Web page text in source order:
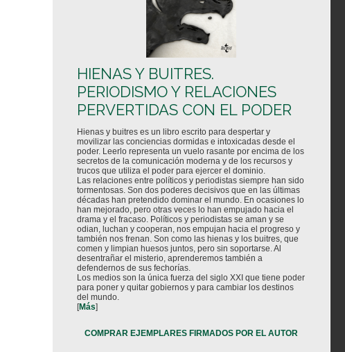
HIENAS Y BUITRES.
PERIODISMO Y RELACIONES
PERVERTIDAS CON EL PODER
Hienas y buitres es un libro escrito para despertar y
movilizar las conciencias dormidas e intoxicadas desde el
poder. Leerlo representa un vuelo rasante por encima de los
secretos de la comunicación moderna y de los recursos y
trucos que utiliza el poder para ejercer el dominio.
Las relaciones entre políticos y periodistas siempre han sido
tormentosas. Son dos poderes decisivos que en las últimas
décadas han pretendido dominar el mundo. En ocasiones lo
han mejorado, pero otras veces lo han empujado hacia el
drama y el fracaso. Políticos y periodistas se aman y se
odian, luchan y cooperan, nos empujan hacia el progreso y
también nos frenan. Son como las hienas y los buitres, que
comen y limpian huesos juntos, pero sin soportarse. Al
desentrañar el misterio, aprenderemos también a
defendernos de sus fechorías.
Los medios son la única fuerza del siglo XXI que tiene poder
para poner y quitar gobiernos y para cambiar los destinos
del mundo.
[Más]
COMPRAR EJEMPLARES FIRMADOS POR EL AUTOR